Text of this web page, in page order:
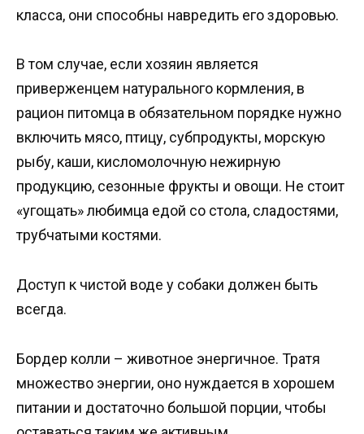
класса, они способны навредить его здоровью.
В том случае, если хозяин является
приверженцем натурального кормления, в
рацион питомца в обязательном порядке нужно
включить мясо, птицу, субпродукты, морскую
рыбу, каши, кисломолочную нежирную
продукцию, сезонные фрукты и овощи. Не стоит
«угощать» любимца едой со стола, сладостями,
трубчатыми костями.
Доступ к чистой воде у собаки должен быть
всегда.
Бордер колли – животное энергичное. Тратя
множество энергии, оно нуждается в хорошем
питании и достаточно большой порции, чтобы